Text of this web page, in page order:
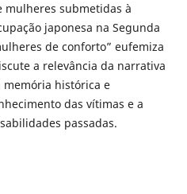
mulheres submetidas à
japonesa na Segunda
de conforto” eufemiza
a relevância da narrativa
histórica e
das vítimas e a
passadas.